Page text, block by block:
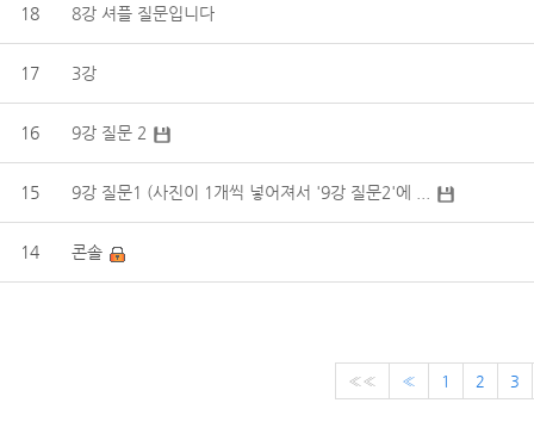
18 8강 셔플 질문입니다
17 3강
16 9강 질문 2
15 9강 질문1 (사진이 1개씩 넣어져서 '9강 질문2'에 ...
14 콘솔
«« « 1 2 3